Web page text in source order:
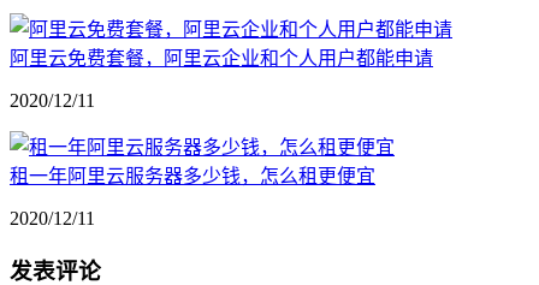
阿里云免费套餐，阿里云企业和个人用户都能申请
2020/12/11
租一年阿里云服务器多少钱，怎么租更便宜
2020/12/11
发表评论